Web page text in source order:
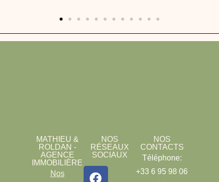
MATHIEU &
ROLDAN -
AGENCE
IMMOBILIÈRE
Nos
NOS
RÉSEAUX
SOCIAUX
NOS
CONTACTS
Téléphone:
+33 6 95 98 06